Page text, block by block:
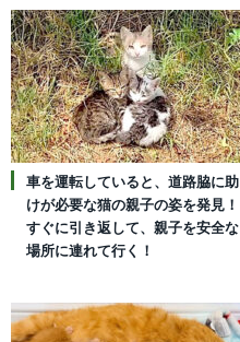
車を運転していると、道路脇に助
けが必要な猫の親子の姿を発見！
すぐに引き返して、親子を安全な
場所に連れて行く！